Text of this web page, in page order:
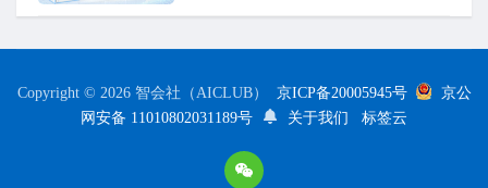
Copyright © 2026 智会社（AICLUB） 京ICP备20005945号
京公
网安备 11010802031189号
关于我们 标签云